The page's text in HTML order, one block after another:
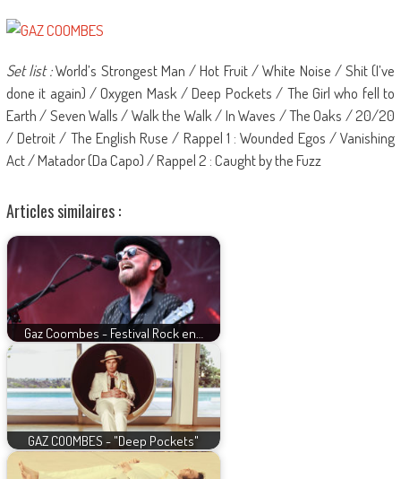
Set list :World’s Strongest Man / Hot Fruit / White Noise / Shit (I’ve
done it again) / Oxygen Mask / Deep Pockets / The Girl who fell to
Earth / Seven Walls / Walk the Walk / In Waves / The Oaks / 20/20
/ Detroit / The English Ruse / Rappel 1 : Wounded Egos / Vanishing
Act / Matador (Da Capo) / Rappel 2 : Caught by the Fuzz
Articles similaires :
Gaz Coombes - Festival Rock en…
GAZ COOMBES - "Deep Pockets"